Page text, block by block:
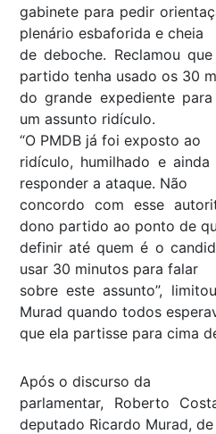
gabinete para pedir
plenário esbaforida e cheia
de deboche. Reclamou
partido tenha usado os 30
do grande expediente
um assunto ridículo.
“O PMDB já foi exposto ao
ridículo, humilhado e
responder a ataque. Não
concordo com esse
dono partido ao ponto de
definir até quem é o
usar 30 minutos para falar
sobre este assunto”,
Murad quando todos
que ela partisse para cima
Após o discurso da
parlamentar, Roberto
deputado Ricardo Murad,